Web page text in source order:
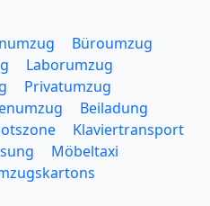
Büroumzug
Laborumzug
Privatumzug
Beiladung
Klaviertransport
Möbeltaxi